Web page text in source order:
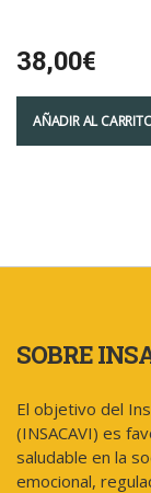
38,00€
AÑADIR AL
SOBRE
El objetivo del
(INSACAVI) es
saludable en la
emocional,